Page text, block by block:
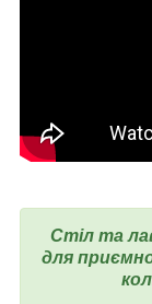
Стіл та
для